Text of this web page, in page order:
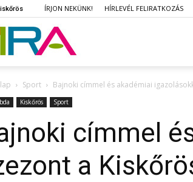
ÍRJON NEKÜNK! HÍRLEVÉL FELIRATKOZÁS
Sport Bajnoki címmel és akadémiai
Kiskőrös Sport
címmel
a